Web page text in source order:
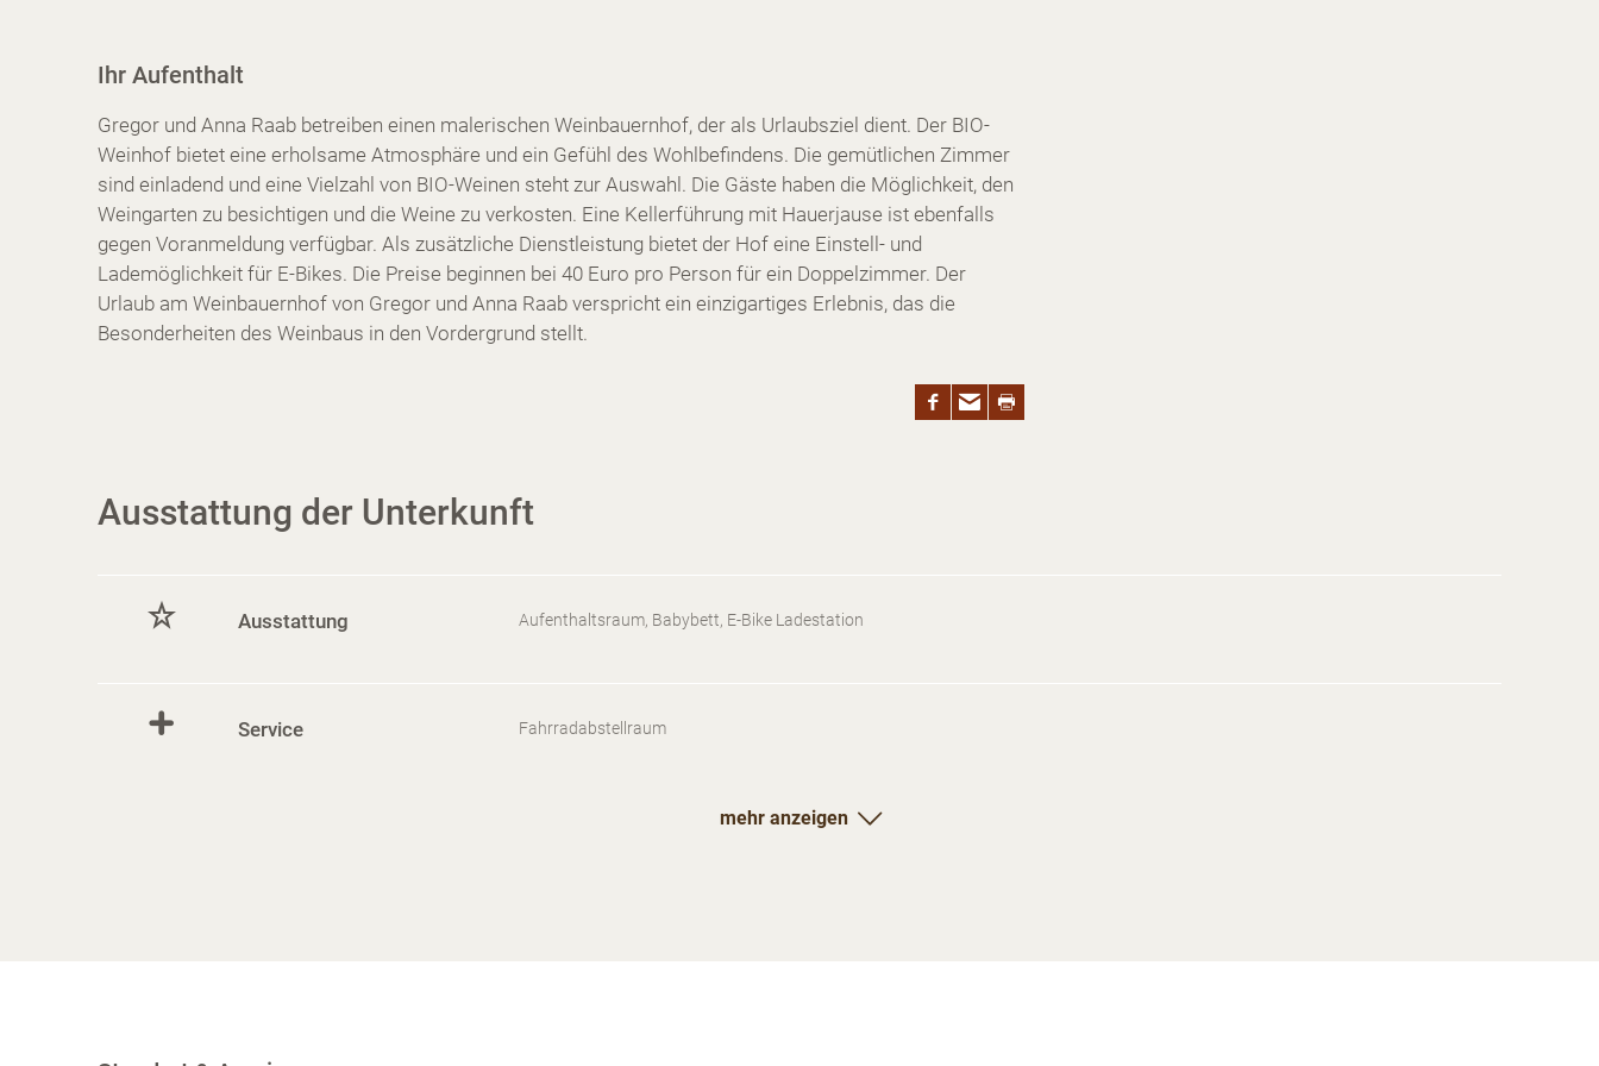
Ihr Aufenthalt
Gregor und Anna Raab betreiben einen malerischen Weinbauernhof, der als Urlaubsziel dient. Der BIO-
Weinhof bietet eine erholsame Atmosphäre und ein Gefühl des Wohlbefindens. Die gemütlichen Zimmer
sind einladend und eine Vielzahl von BIO-Weinen steht zur Auswahl. Die Gäste haben die Möglichkeit, den
Weingarten zu besichtigen und die Weine zu verkosten. Eine Kellerführung mit Hauerjause ist ebenfalls
gegen Voranmeldung verfügbar. Als zusätzliche Dienstleistung bietet der Hof eine Einstell- und
Lademöglichkeit für E-Bikes. Die Preise beginnen bei 40 Euro pro Person für ein Doppelzimmer. Der
Urlaub am Weinbauernhof von Gregor und Anna Raab verspricht ein einzigartiges Erlebnis, das die
Besonderheiten des Weinbaus in den Vordergrund stellt.
Ausstattung der Unterkunft
Ausstattung Aufenthaltsraum, Babybett, E-Bike Ladestation
Service Fahrradabstellraum
mehr anzeigen